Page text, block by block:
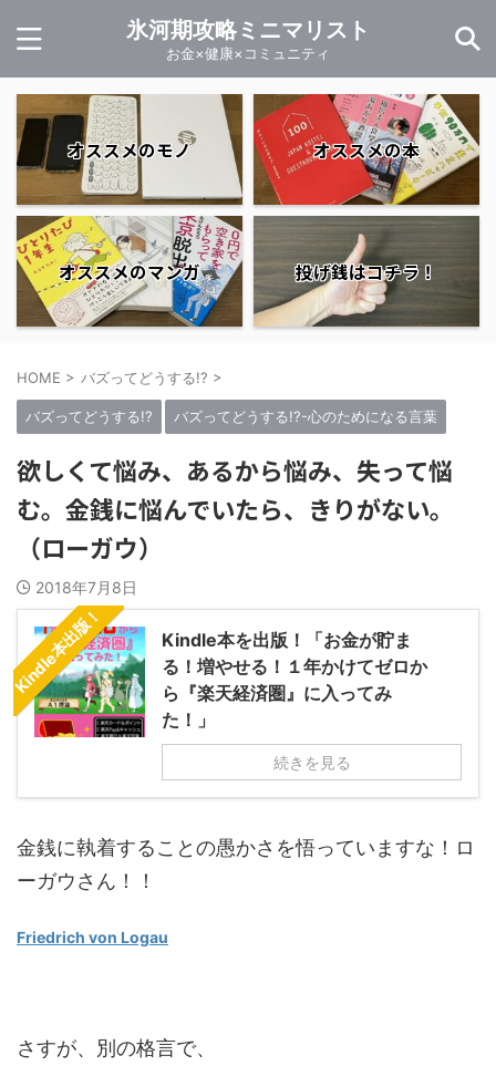
氷河期攻略ミニマリスト
お金×健康×コミュニティ
オススメのモノ オススメの本
オススメのマンガ 投げ銭はコチラ！
HOME > バズってどうする!? >
バズってどうする!? バズってどうする!?-心のためになる言葉
欲しくて悩み、あるから悩み、失って悩
む。金銭に悩んでいたら、きりがない。
（ローガウ）
2018年7月8日
Kindle本出版！
Kindle本を出版！「お金が貯ま
る！増やせる！１年かけてゼロか
ら『楽天経済圏』に入ってみ
た！」
続きを見る
金銭に執着することの愚かさを悟っていますな！ロ
ーガウさん！！
Friedrich von Logau
さすが、別の格言で、